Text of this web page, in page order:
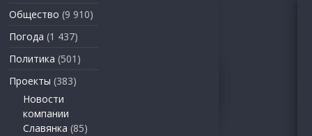
Общество (9 910)
Погода (1 437)
Политика (501)
Проекты (383)
Новости
компании
Славянка (85)